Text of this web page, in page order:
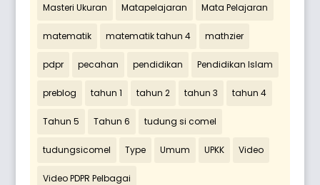
Masteri Ukuran Matapelajaran Mata Pelajaran
matematik matematik tahun 4 mathzier
pdpr pecahan pendidikan Pendidikan Islam
preblog tahun 1 tahun 2 tahun 3 tahun 4
Tahun 5 Tahun 6 tudung si comel
tudungsicomel Type Umum UPKK Video
Video PDPR Pelbagai